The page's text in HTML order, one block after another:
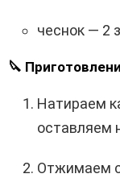
чеснок — 2
🔪
Натираем
оставляем
Отжимаем